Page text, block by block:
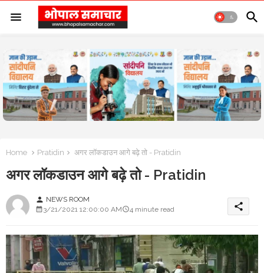
Home Pratidin अगर लॉकडाउन आगे बढ़े तो - Pratidin
अगर लॉकडाउन आगे बढ़े तो - Pratidin
person NEWS ROOM
3/21/2021 12:00:00 AM
4 minute read share